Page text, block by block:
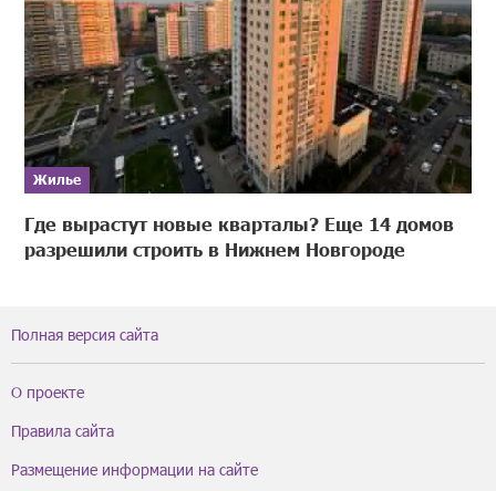
Жилье
Где вырастут новые кварталы? Еще 14 домов
разрешили строить в Нижнем Новгороде
Полная версия сайта
О проекте
Правила сайта
Размещение информации на сайте